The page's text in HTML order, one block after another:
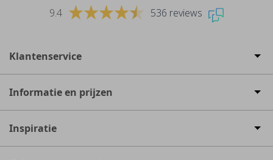
9.4 536 reviews
Klantenservice
Informatie en prijzen
Inspiratie